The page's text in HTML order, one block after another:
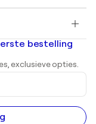
bestelling
exclusieve opties.